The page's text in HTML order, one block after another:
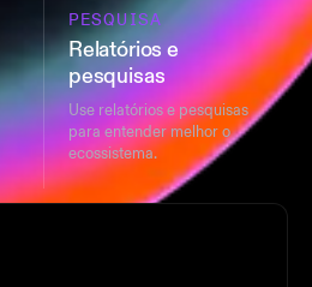
PESQUISA
Relatórios e
pesquisas
Use relatórios e pesquisas
para entender melhor o
ecossistema.